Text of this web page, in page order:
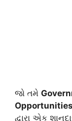
જો તમે
Opportunities
દ્વારા એક